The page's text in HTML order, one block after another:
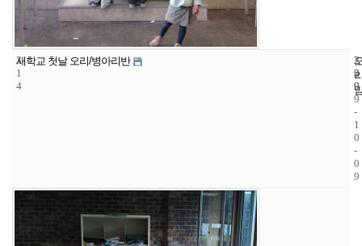
3
1
4
새학교 첫날 오리/병아리반
2
2
9
2
0
0
9
-
1
0
-
0
9